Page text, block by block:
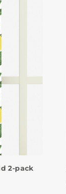
2-pack